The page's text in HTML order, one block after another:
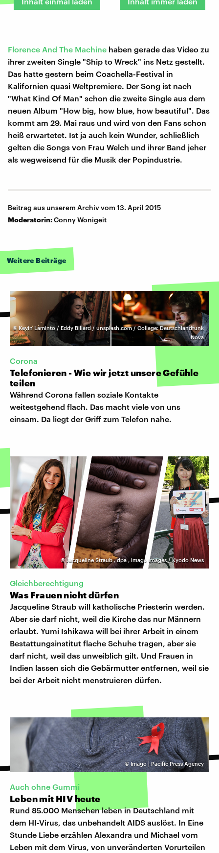
Florence And The Machine haben gerade das Video zu
ihrer zweiten Single "Ship to Wreck" ins Netz gestellt.
Das hatte gestern beim Coachella-Festival in
Kalifornien quasi Weltpremiere. Der Song ist nach
"What Kind Of Man" schon die zweite Single aus dem
neuen Album "How big, how blue, how beautiful". Das
kommt am 29. Mai raus und wird von den Fans schon
heiß erwartetet. Ist ja auch kein Wunder, schließlich
gelten die Songs von Frau Welch und ihrer Band jeher
als wegweisend für die Musik der Popindustrie.
Beitrag aus unserem Archiv vom 13. April 2015
Moderatorin:Conny Wonigeit
Weitere Beiträge
©Kevin Laminto / Eddy Billard / unsplash.com / Collage: Deutschlandfunk
Nova
Corona
Telefonieren - Wie wir jetzt unsere Gefühle
teilen
Während Corona fallen soziale Kontakte
weitestgehend flach. Das macht viele von uns
einsam. Da liegt der Griff zum Telefon nahe.
©Jacqueline Straub,dpa, imago images / Kyodo News
Gleichberechtigung
Was Frauen nicht dürfen
Jacqueline Straub will katholische Priesterin werden.
Aber sie darf nicht, weil die Kirche das nur Männern
erlaubt. Yumi Ishikawa will bei ihrer Arbeit in einem
Bestattungsinstitut flache Schuhe tragen, aber sie
darf nicht, weil das unweiblich gilt. Und Frauen in
Indien lassen sich die Gebärmutter entfernen, weil sie
bei der Arbeit nicht menstruieren dürfen.
©Imago | Pacific Press Agency
Auch ohne Gummi
Leben mit HIV heute
Rund 85.000 Menschen leben in Deutschland mit
dem HI-Virus, das unbehandelt AIDS auslöst. In Eine
Stunde Liebe erzählen Alexandra und Michael vom
Leben mit dem Virus, von unveränderten Vorurteilen